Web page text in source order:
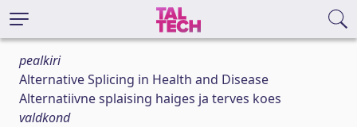
pealkiri
Alternative Splicing in Health and Disease
Alternatiivne splaising haiges ja terves koes
valdkond